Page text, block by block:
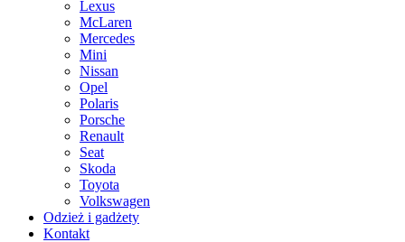
Lexus
McLaren
Mercedes
Mini
Nissan
Opel
Polaris
Porsche
Renault
Seat
Skoda
Toyota
Volkswagen
Odzież i gadżety
Kontakt